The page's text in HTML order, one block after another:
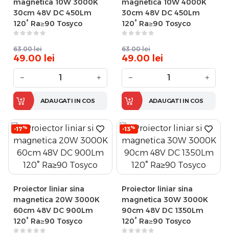
magnetica 10W 3000K
30cm 48V DC 450Lm
120° Ra≥90 Tosyco
63.00 lei
49.00 lei
− +
ADAUGATI IN COS
magnetica 10W 4000K
30cm 48V DC 450Lm
120° Ra≥90 Tosyco
63.00 lei
49.00 lei
− +
ADAUGATI IN COS
-17%
Proiector liniar sina
magnetica 20W 3000K
60cm 48V DC 900Lm
120° Ra≥90 Tosyco
-13%
Proiector liniar sina
magnetica 30W 3000K
90cm 48V DC 1350Lm
120° Ra≥90 Tosyco